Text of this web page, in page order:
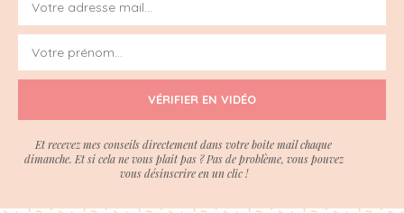
VÉRIFIER EN VIDÉO
Et recevez mes conseils directement dans votre boite mail chaque
dimanche. Et si cela ne vous plait pas ? Pas de problème, vous pouvez
vous désinscrire en un clic !